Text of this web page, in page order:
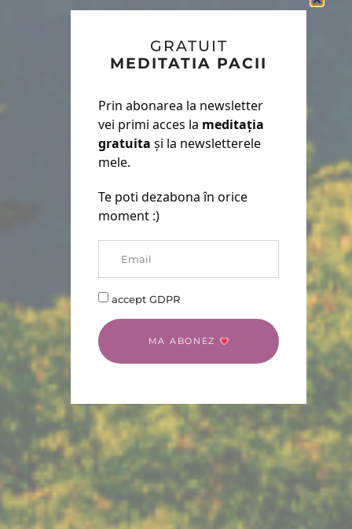
GRATUIT
MEDITATIA PACII
Prin abonarea la newsletter
vei primi acces la meditația
gratuita și la newsletterele
mele.
Te poti dezabona în orice
moment :)
accept GDPR
MA ABONEZ